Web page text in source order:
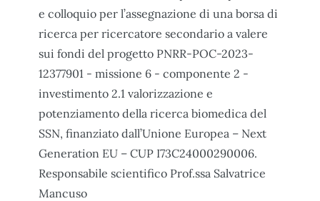
e colloquio per l’assegnazione di una borsa di
ricerca per ricercatore secondario a valere
sui fondi del progetto PNRR-POC-2023-
12377901 - missione 6 - componente 2 -
investimento 2.1 valorizzazione e
potenziamento della ricerca biomedica del
SSN, finanziato dall’Unione Europea – Next
Generation EU – CUP I73C24000290006.
Responsabile scientifico Prof.ssa Salvatrice
Mancuso